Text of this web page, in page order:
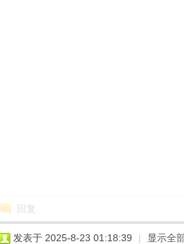
回复
发表于 2025-8-23 01:18:39 | 显示全